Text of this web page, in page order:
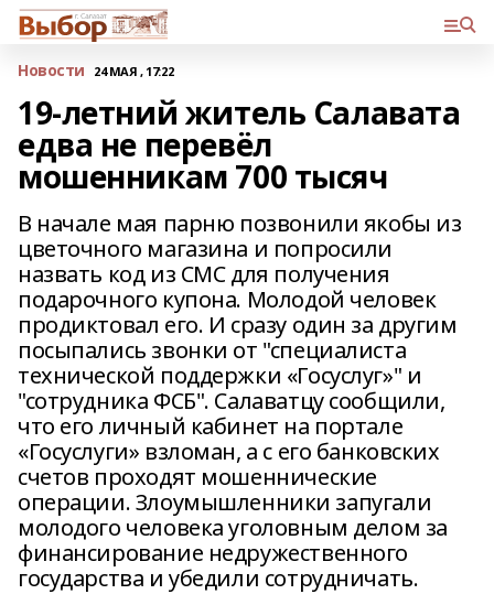
Новости 24 МАЯ , 17:22
19-летний житель Салавата
едва не перевёл
мошенникам 700 тысяч
В начале мая парню позвонили якобы из
цветочного магазина и попросили
назвать код из СМС для получения
подарочного купона. Молодой человек
продиктовал его. И сразу один за другим
посыпались звонки от "специалиста
технической поддержки «Госуслуг»" и
"сотрудника ФСБ". Салаватцу сообщили,
что его личный кабинет на портале
«Госуслуги» взломан, а с его банковских
счетов проходят мошеннические
операции. Злоумышленники запугали
молодого человека уголовным делом за
финансирование недружественного
государства и убедили сотрудничать.